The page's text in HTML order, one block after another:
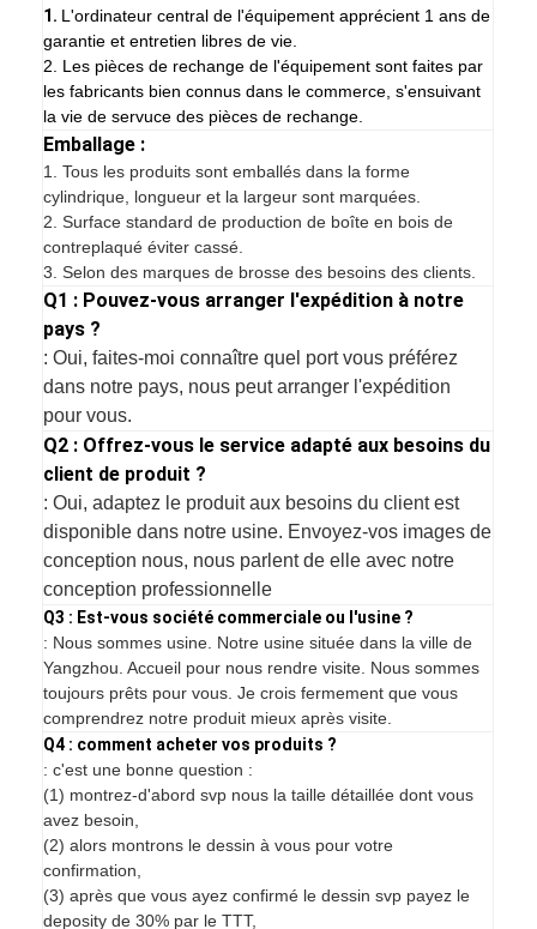
1. L'ordinateur central de l'équipement apprécient 1 ans de
garantie et entretien libres de vie.
2. Les pièces de rechange de l'équipement sont faites par
les fabricants bien connus dans le commerce, s'ensuivant
la vie de servuce des pièces de rechange.
Emballage :
1.Tous les produits sont emballés dans la forme
cylindrique, longueur et la largeur sont marquées.
2. Surface standard de production de boîte en bois de
contreplaqué éviter cassé.
3. Selon des marques de brosse des besoins des clients.
Q1 : Pouvez-vous arranger l'expédition à notre
pays ?
: Oui, faites-moi connaître quel port vous préférez
dans notre pays, nous peut arranger l'expédition
pour vous.
Q2 : Offrez-vous le service adapté aux besoins du
client de produit ?
: Oui, adaptez le produit aux besoins du client est
disponible dans notre usine. Envoyez-vos images de
conception nous, nous parlent de elle avec notre
conception professionnelle
Q3 : Est-vous société commerciale ou l'usine ?
: Nous sommes usine. Notre usine située dans la ville de
Yangzhou. Accueil pour nous rendre visite. Nous sommes
toujours prêts pour vous. Je crois fermement que vous
comprendrez notre produit mieux après visite.
Q4 : comment acheter vos produits ?
: c'est une bonne question :
(1) montrez-d'abord svp nous la taille détaillée dont vous
avez besoin,
(2) alors montrons le dessin à vous pour votre
confirmation,
(3) après que vous ayez confirmé le dessin svp payez le
deposity de 30% par le TTT,